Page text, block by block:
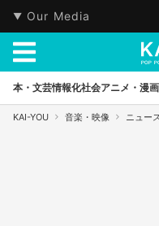
Our Media
本・文芸情報化社会アニメ・漫画
KAI-YOU 音楽・映像 ニュー